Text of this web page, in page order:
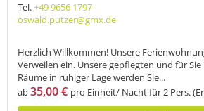
Tel.+49 9656 1797
oswald.putzer@gmx.de
Herzlich Willkommen! Unsere
Verweilen ein. Unsere gepflegten und für
Räume in ruhiger Lage werden Sie...
ab35,00 € pro Einheit/ Nacht für 2 Pers.